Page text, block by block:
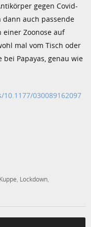
gegen Covid-
dann auch passende
einer Zoonose auf
mal vom Tisch oder
Papayas, genau wie
030089162097
Kuppe Lockdown